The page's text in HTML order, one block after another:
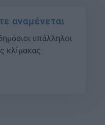
αναμένεται
υπάλληλοι
κλίμακας